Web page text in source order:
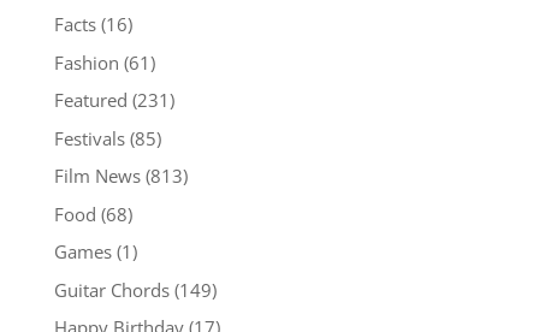
Facts(16)
Fashion (61)
Featured (231)
Festivals(85)
Film News(813)
Food (68)
Games(1)
Guitar Chords(149)